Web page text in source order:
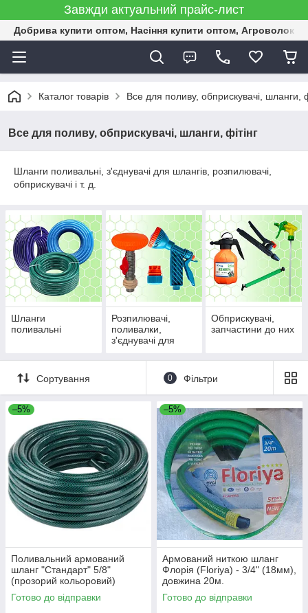
Завжди актуальний прайс-лист
Добрива купити оптом, Насіння купити оптом,
Каталог товарів Все для поливу, обприскувачі, шланги,
Все для поливу, обприскувачі, шланги, фітінг
Шланги поливальні, з'єднувачі для шлангів, розпилювачі,
обприскувачі і т. д.
Шланги
поливальні
Розпилювачі,
поливалки,
з'єднувачі для
штуцери
Обприскувачі,
запчастини до них
Сортування 0 Фільтри
–5%
Поливальний армований
шланг "Стандарт" 5/8"
(прозорий кольоровий)
(16мм), довжина 20м.
Готово до відправки
–5%
Армований ниткою шланг
Флорія (Floriya) - 3/4" (18мм),
довжина 20м.
Готово до відправки